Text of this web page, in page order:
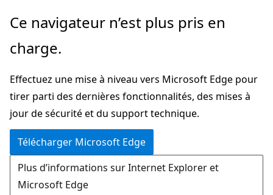
Passer
directement
au
principal
Passer
la
dans
la
page
Ce navigateur n’est plus pris en
charge.
Effectuez une mise à niveau vers Microsoft Edge pour
tirer parti des dernières fonctionnalités, des mises à
jour de sécurité et du support technique.
Télécharger Microsoft Edge
Plus d’informations sur Internet Explorer et
Microsoft Edge